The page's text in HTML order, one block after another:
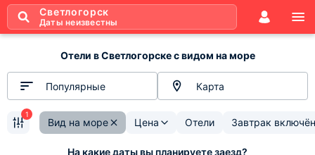
Светлогорск
Даты неизвестны
Отели в Светлогорске с видом на море
Популярные Карта
Вид на море Цена Отели Завтрак включён
1